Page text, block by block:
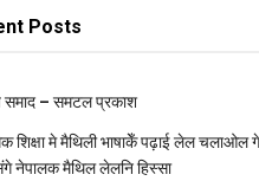
Posts
समाद – समटल प्रकाश
शि‍क्षा मे मैथि‍ली भाषाकेँ पढ़ाई लेल चलाओल
नेपालक मैथिल लेलनि हिस्सा